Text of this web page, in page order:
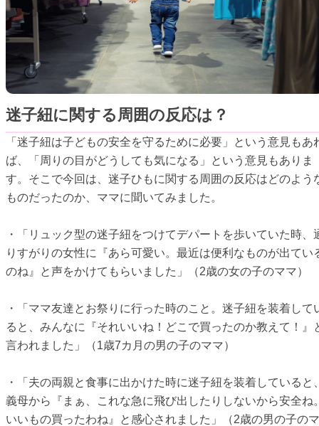
迷子紐に関する周囲の反応は？
「迷子紐は子どもの安全を守るために必要」という意見もあ
ば、「周りの目がどうしても気になる」という意見もありま
す。そこで今回は、迷子ひもに関する周囲の反応はどのよう
ものだったのか、ママに聞いてみました。
・「リュック型の迷子紐をつけてデパートを歩いていた時、
りすがりの女性に『あら可愛い。最近は便利なものが出てい
のね』と声をかけてもらいました」（2歳の女の子のママ）
・「ママ友達とお祭りに行った時のこと。迷子紐を装着して
ると、みんなに『それいいね！どこで買ったのか教えて！』
言われました」（1歳7カ月の男の子のママ）
・「夫の両親と食事に出かけた時に迷子紐を装着していると
義母から『まぁ、これな急に飛び出したりしないから安全ね
いいもの買ったわね』と感心されました」（2歳の男の子のマ